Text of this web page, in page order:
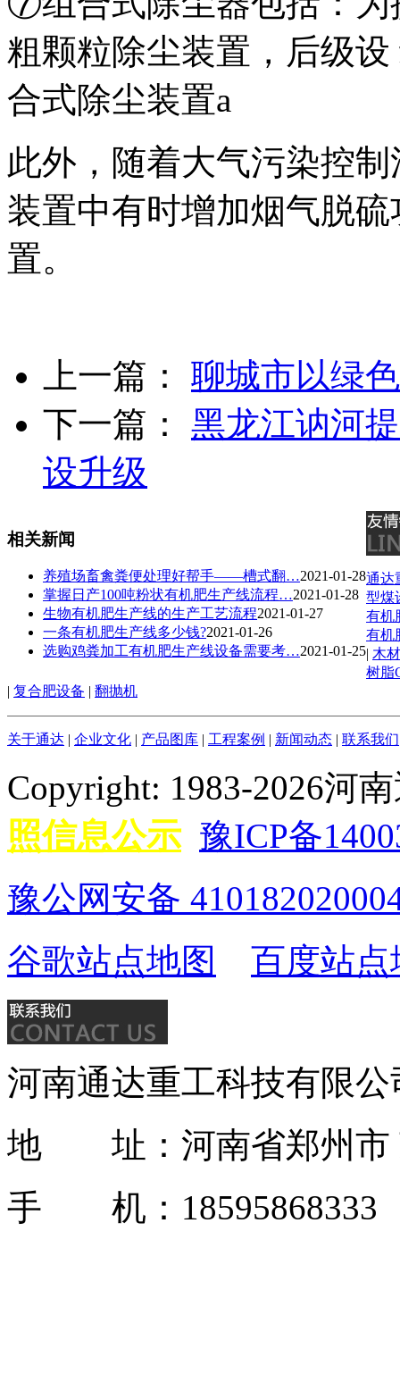
粗颗粒除尘装置，后级
合式除尘装置a
此外，随着大气污染控
装置中有时增加烟气脱
置。
上一篇： 聊城市以绿
下一篇： 黑龙江讷河
设升级
相关新闻
养殖场畜禽粪便处理好帮手——槽式翻…2021-01-28
掌握日产100吨粉状有机肥生产线流程…2021-01-28
生物有机肥生产线的生产工艺流程2021-01-27
一条有机肥生产线多少钱?2021-01-26
选购鸡粪加工有机肥生产线设备需要考…2021-01-25
通达
型煤
有机
有机
| 木
树脂
| 复合肥设备 | 翻抛机
关于通达 | 企业文化 | 产品图库 | 工程案例 | 新闻动态 | 联系我们
Copyright: 1983-2026河
照信息公示 豫ICP备
豫公网安备
谷歌站点地图
百度站点
河南通达重工科技有限公
地 址：河南省郑州市
手 机：18595868333